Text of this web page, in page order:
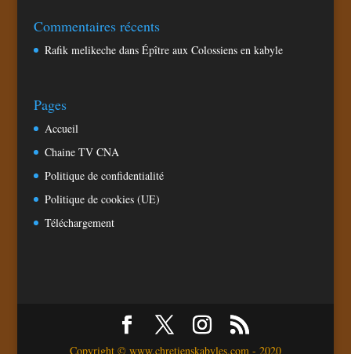
Commentaires récents
Rafik melikechedans Épître aux Colossiens en kabyle
Pages
Accueil
Chaine TV CNA
Politique de confidentialité
Politique de cookies (UE)
Téléchargement
Copyright © www.chretienskabyles.com - 2020